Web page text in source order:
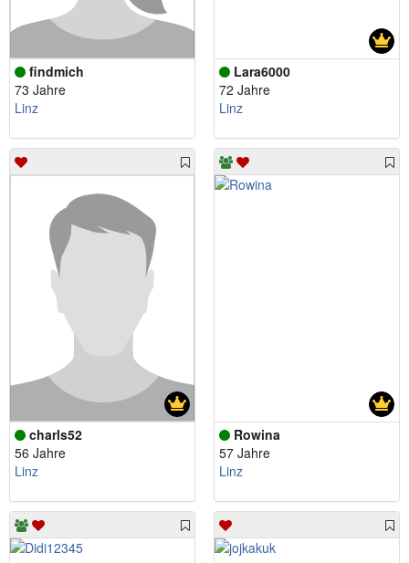
findmich
73 Jahre
Linz
Lara6000
72 Jahre
Linz
charls52
56 Jahre
Linz
Rowina
57 Jahre
Linz